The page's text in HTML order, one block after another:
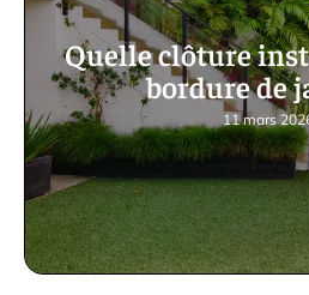
Quelle clôture
bordure de
11 mars